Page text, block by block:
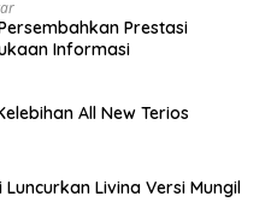
Prestasi
Informasi
All New Terios
Livina Versi Mungil